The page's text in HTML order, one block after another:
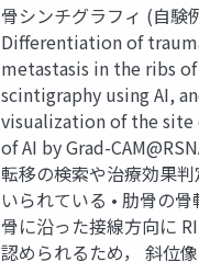
⾻シンチグラフィ (⾃験
Differentiation of
metastasis in the ribs
scintigraphy using AI,
visualization of the
of AI by Grad-
転移の検索や治療効果
いられている • 肋⾻の
⾻に沿った接線⽅向に
認められるため， 斜位